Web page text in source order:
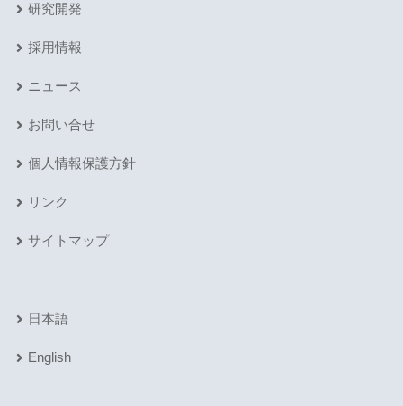
研究開発
採用情報
ニュース
お問い合せ
個人情報保護方針
リンク
サイトマップ
日本語
English